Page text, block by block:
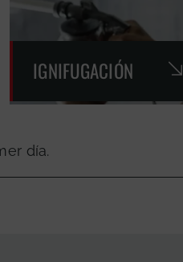
IGNIFUGACIÓN
día.